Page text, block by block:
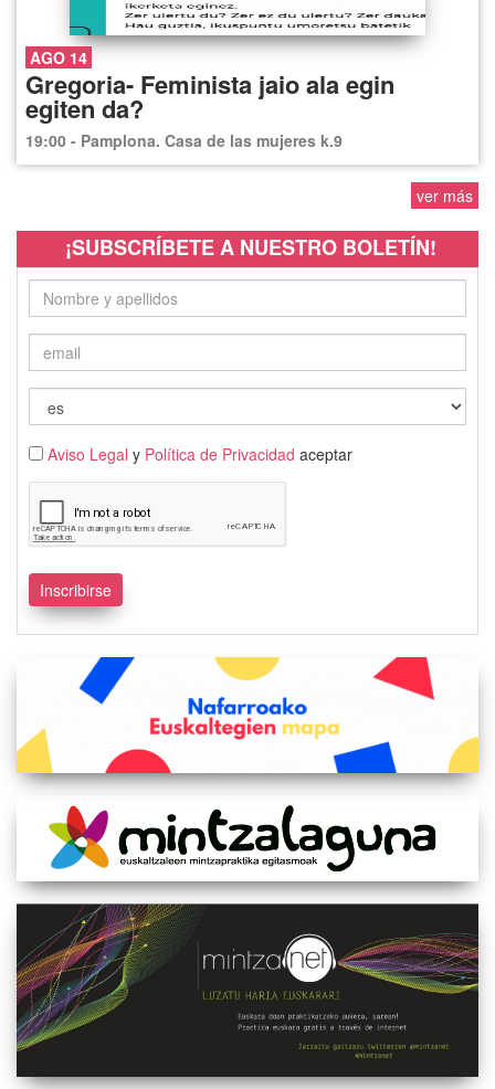
AGO 14
Gregoria- Feminista jaio ala egin
egiten da?
19:00 - Pamplona. Casa de las mujeres k.9
ver más
¡SUBSCRÍBETE A NUESTRO BOLETÍN!
Aviso Legal y Política de Privacidad aceptar